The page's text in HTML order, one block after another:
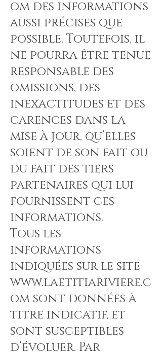
om des informations
aussi précises que
possible. Toutefois, il
ne pourra être tenue
responsable des
omissions, des
inexactitudes et des
carences dans la
mise à jour, qu’elles
soient de son fait ou
du fait des tiers
partenaires qui lui
fournissent ces
informations.
Tous les
informations
indiquées sur le site
www.laetitiariviere.c
om sont données à
titre indicatif, et
sont susceptibles
d’évoluer. Par